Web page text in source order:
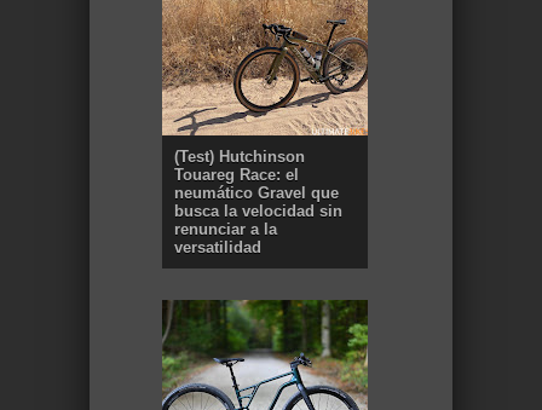
(Test) Hutchinson
Touareg Race: el
neumático Gravel que
busca la velocidad sin
renunciar a la
versatilidad